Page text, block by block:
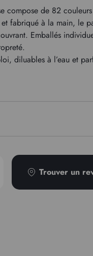
compose de 82
fabriqué à la main, le
Emballés
diluables à l’eau et
Trouver un